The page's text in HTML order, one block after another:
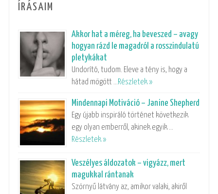
ÍRÁSAIM
Akkor hat a méreg, ha beveszed – avagy
hogyan rázd le magadról a rosszindulatú
pletykákat
Undorító, tudom. Eleve a tény is, hogy a
hátad mögött …Részletek »
Mindennapi Motiváció – Janine Shepherd
Egy újabb inspiráló történet következik
egy olyan emberről, akinek egyik …
Részletek »
Veszélyes áldozatok – vigyázz, mert
magukkal rántanak
Szörnyű látvány az, amikor valaki, akiről